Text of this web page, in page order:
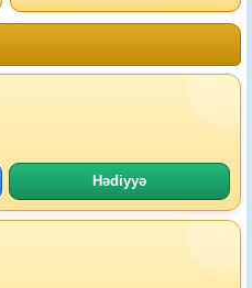
Hədiyyə